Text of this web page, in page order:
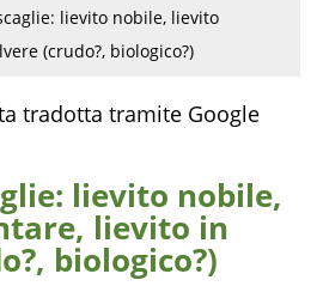
lievito nobile, lievito
(crudo?, biologico?)
tradotta tramite Google
lievito nobile,
lievito in
biologico?)